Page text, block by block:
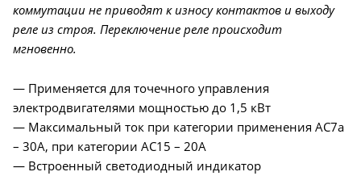
коммутации не приводят к износу контактов и выходу
реле из строя. Переключение реле происходит
мгновенно.
— Применяется для точечного управления
электродвигателями мощностью до 1,5 кВт
— Максимальный ток при категории применения AC7a
– 30А, при категории AC15 – 20A
— Встроенный светодиодный индикатор